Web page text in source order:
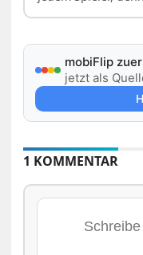
mobiFlip
jetzt als
1 KOMMENTAR